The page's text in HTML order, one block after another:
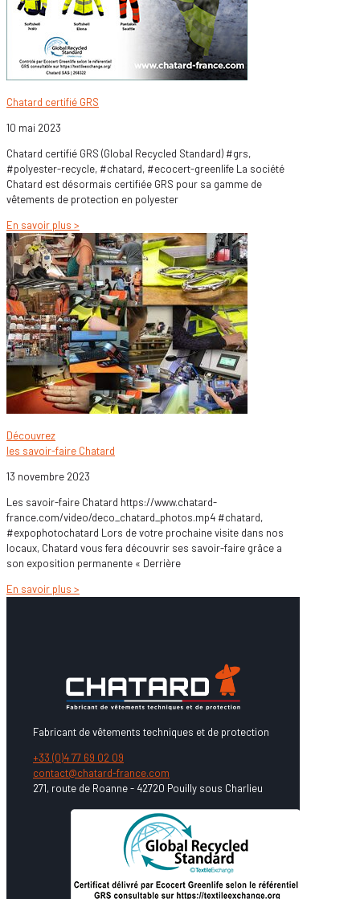
Chatard certifié GRS
10 mai 2023
Chatard certifié GRS (Global Recycled Standard) #grs,
#polyester-recycle, #chatard, #ecocert-greenlife La société
Chatard est désormais certifiée GRS pour sa gamme de
vêtements de protection en polyester
En savoir plus >
Découvrez
les savoir-faire Chatard
13 novembre 2023
Les savoir-faire Chatard https://www.chatard-
france.com/video/deco_chatard_photos.mp4 #chatard,
#expophotochatard Lors de votre prochaine visite dans nos
locaux, Chatard vous fera découvrir ses savoir-faire grâce a
son exposition permanente « Derrière
En savoir plus >
Fabricant de vêtements techniques et de protection
+33 (0)4 77 69 02 09
contact@chatard-france.com
271, route de Roanne - 42720 Pouilly sous Charlieu